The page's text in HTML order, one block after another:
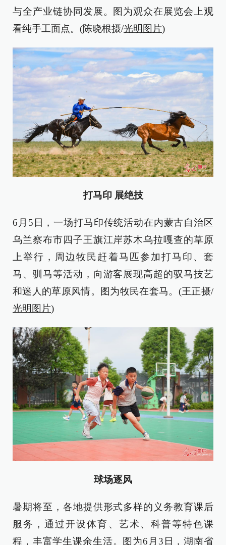
与全产业链协同发展。图为观众在展览会上观
看纯手工面点。(陈晓根摄/光明图片)
打马印 展绝技
6月5日，一场打马印传统活动在内蒙古自治区
乌兰察布市四子王旗江岸苏木乌拉嘎查的草原
上举行，周边牧民赶着马匹参加打马印、套
马、驯马等活动，向游客展现高超的驭马技艺
和迷人的草原风情。图为牧民在套马。(王正摄/
光明图片)
球场逐风
暑期将至，各地提供形式多样的义务教育课后
服务，通过开设体育、艺术、科普等特色课
程，丰富学生课余生活。图为6月3日，湖南省